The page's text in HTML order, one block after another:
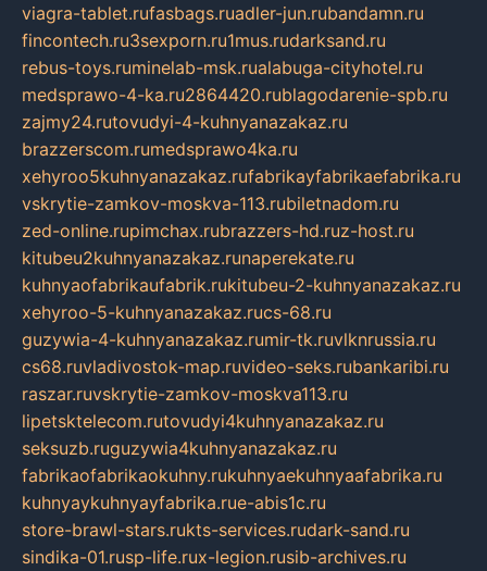
viagra-tablet.rufasbags.ruadler-jun.rubandamn.ru
fincontech.ru3sexporn.ru1mus.rudarksand.ru
rebus-toys.ruminelab-msk.rualabuga-cityhotel.ru
medsprawo-4-ka.ru2864420.rublagodarenie-spb.ru
zajmy24.rutovudyi-4-kuhnyanazakaz.ru
brazzerscom.rumedsprawo4ka.ru
xehyroo5kuhnyanazakaz.rufabrikayfabrikaefabrika.ru
vskrytie-zamkov-moskva-113.rubiletnadom.ru
zed-online.rupimchax.rubrazzers-hd.ruz-host.ru
kitubeu2kuhnyanazakaz.runaperekate.ru
kuhnyaofabrikaufabrik.rukitubeu-2-kuhnyanazakaz.ru
xehyroo-5-kuhnyanazakaz.rucs-68.ru
guzywia-4-kuhnyanazakaz.rumir-tk.ruvlknrussia.ru
cs68.ruvladivostok-map.ruvideo-seks.rubankaribi.ru
raszar.ruvskrytie-zamkov-moskva113.ru
lipetsktelecom.rutovudyi4kuhnyanazakaz.ru
seksuzb.ruguzywia4kuhnyanazakaz.ru
fabrikaofabrikaokuhny.rukuhnyaekuhnyaafabrika.ru
kuhnyaykuhnyayfabrika.rue-abis1c.ru
store-brawl-stars.rukts-services.rudark-sand.ru
sindika-01.rusp-life.rux-legion.rusib-archives.ru